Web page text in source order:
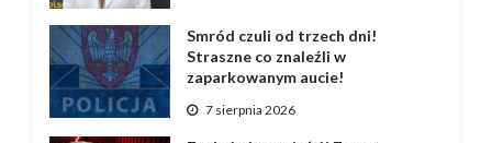
Smród czuli od trzech dni!
Straszne co znaleźli w
zaparkowanym aucie!
7 sierpnia 2026